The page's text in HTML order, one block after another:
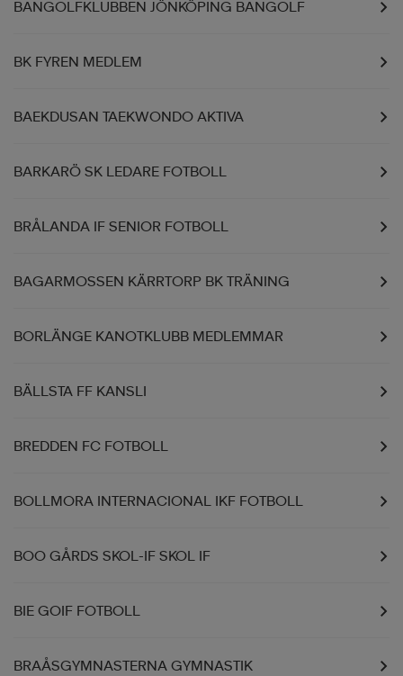
BANGOLFKLUBBEN JÖNKÖPING BANGOLF
BK FYREN MEDLEM
BAEKDUSAN TAEKWONDO AKTIVA
BARKARÖ SK LEDARE FOTBOLL
BRÅLANDA IF SENIOR FOTBOLL
BAGARMOSSEN KÄRRTORP BK TRÄNING
BORLÄNGE KANOTKLUBB MEDLEMMAR
BÄLLSTA FF KANSLI
BREDDEN FC FOTBOLL
BOLLMORA INTERNACIONAL IKF FOTBOLL
BOO GÅRDS SKOL-IF SKOL IF
BIE GOIF FOTBOLL
BRAÅSGYMNASTERNA GYMNASTIK